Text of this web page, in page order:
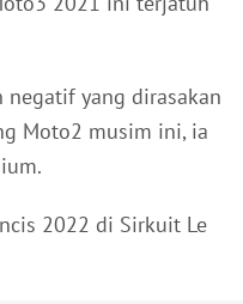
yang dirasakan
Moto2 musim ini, ia
2022 di Sirkuit Le